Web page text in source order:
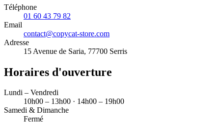
Téléphone
01 60 43 79 82
Email
contact@copycat-store.com
Adresse
15 Avenue de Saria, 77700 Serris
Horaires d'ouverture
Lundi – Vendredi
10h00 – 13h00 · 14h00 – 19h00
Samedi & Dimanche
Fermé